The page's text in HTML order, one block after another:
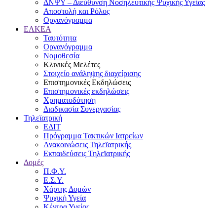
ΔΝΨΥ – Διεύθυνση Νοσηλευτικής Ψυχικής Υγείας
Αποστολή και Ρόλος
Οργανόγραμμα
ΕΛΚΕΑ
Ταυτότητα
Οργανόγραμμα
Νομοθεσία
Κλινικές Μελέτες
Στοιχείο ανάληψης διαχείρισης
Επιστημονικές Εκδηλώσεις
Επιστημονικές εκδηλώσεις
Χρηματοδότηση
Διαδικασία Συνεργασίας
Τηλεϊατρική
ΕΔΙΤ
Πρόγραμμα Τακτικών Ιατρείων
Ανακοινώσεις Τηλεϊατρικής
Εκπαιδεύσεις Τηλεϊατρικής
Δομές
Π.Φ.Υ.
Ε.Σ.Υ.
Χάρτης Δομών
Ψυχική Υγεία